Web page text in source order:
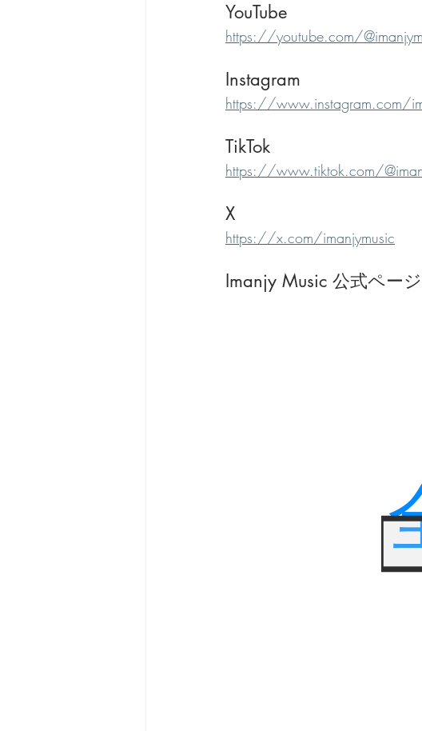
YouTube
https://youtube.com/
Instagram
https://www.instagram.com/
TikTok
https://www.tiktok.com/
X
https://x.com/imanjymusic
Imanjy Music 公式ページ